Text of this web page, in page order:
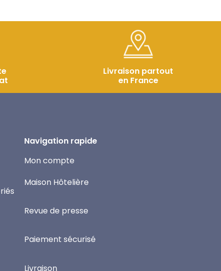
Livraison partout
en France
Navigation rapide
Mon compte
Maison Hôtelière
Revue de presse
Paiement sécurisé
Livraison